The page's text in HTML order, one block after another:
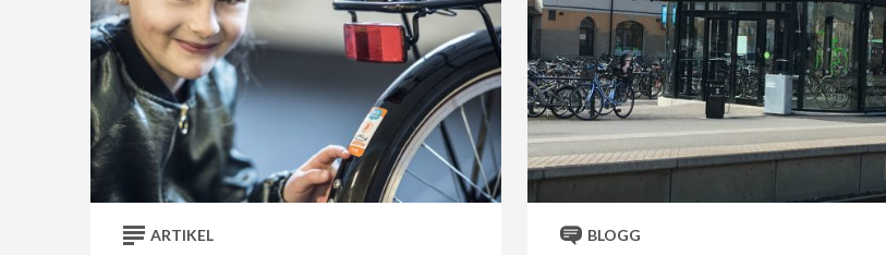
ARTIKEL BLOGG